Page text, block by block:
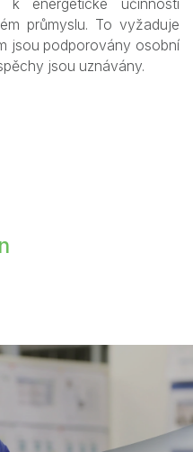
k energetické účinnosti
průmyslu. To vyžaduje
jsou podporovány osobní
jsou uznávány.